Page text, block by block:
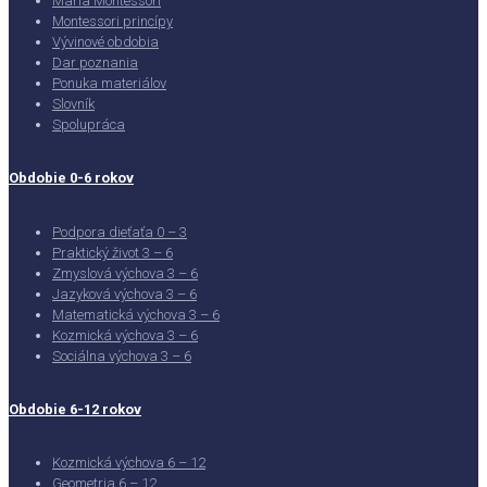
Montessori princípy
Vývinové obdobia
Dar poznania
Ponuka materiálov
Slovník
Spolupráca
Obdobie 0-6 rokov
Podpora dieťaťa 0 – 3
Praktický život 3 – 6
Zmyslová výchova 3 – 6
Jazyková výchova 3 – 6
Matematická výchova 3 – 6
Kozmická výchova 3 – 6
Sociálna výchova 3 – 6
Obdobie 6-12 rokov
Kozmická výchova 6 – 12
Geometria 6 – 12